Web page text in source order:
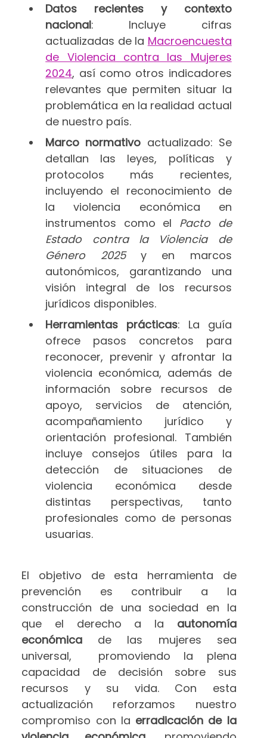
Datos recientes y contexto
nacional: Incluye cifras
actualizadas de la Macroencuesta
de Violencia contra las Mujeres
2024, así como otros indicadores
relevantes que permiten situar la
problemática en la realidad actual
de nuestro país.
Marco normativo actualizado: Se
detallan las leyes, políticas y
protocolos más recientes,
incluyendo el reconocimiento de
la violencia económica en
instrumentos como el Pacto de
Estado contra la Violencia de
Género 2025y en marcos
autonómicos, garantizando una
visión integral de los recursos
jurídicos disponibles.
Herramientas prácticas: La guía
ofrece pasos concretos para
reconocer, prevenir y afrontar la
violencia económica, además de
información sobre recursos de
apoyo, servicios de atención,
acompañamiento jurídico y
orientación profesional. También
incluye consejos útiles para la
detección de situaciones de
violencia económica desde
distintas perspectivas, tanto
profesionales como de personas
usuarias.
El objetivo de esta herramienta de
prevención es contribuir a la
construcción de una sociedad en la
que el derecho a la autonomía
económica de las mujeres sea
universal, promoviendo la plena
capacidad de decisión sobre sus
recursos y su vida. Con esta
actualización reforzamos nuestro
compromiso con la erradicación de la